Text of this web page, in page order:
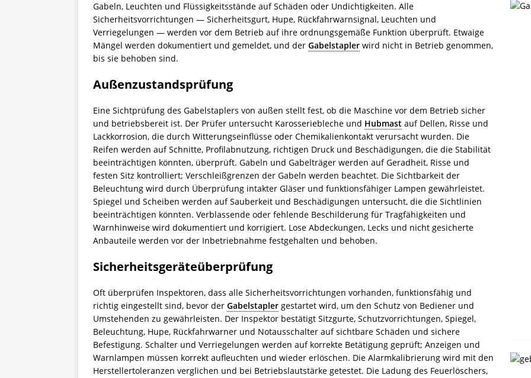
Gabeln, Leuchten und Flüssigkeitsstände auf Schäden oder Undichtigkeiten. Alle
Sicherheitsvorrichtungen — Sicherheitsgurt, Hupe, Rückfahrwarnsignal, Leuchten und
Verriegelungen — werden vor dem Betrieb auf ihre ordnungsgemäße Funktion überprüft. Etwaige
Mängel werden dokumentiert und gemeldet, und der Gabelstapler wird nicht in Betrieb genommen,
bis sie behoben sind.
Außenzustandsprüfung
Eine Sichtprüfung des Gabelstaplers von außen stellt fest, ob die Maschine vor dem Betrieb sicher
und betriebsbereit ist. Der Prüfer untersucht Karosseriebleche und Hubmast auf Dellen, Risse und
Lackkorrosion, die durch Witterungseinflüsse oder Chemikalienkontakt verursacht wurden. Die
Reifen werden auf Schnitte, Profilabnutzung, richtigen Druck und Beschädigungen, die die Stabilität
beeinträchtigen könnten, überprüft. Gabeln und Gabelträger werden auf Geradheit, Risse und
festen Sitz kontrolliert; Verschleißgrenzen der Gabeln werden beachtet. Die Sichtbarkeit der
Beleuchtung wird durch Überprüfung intakter Gläser und funktionsfähiger Lampen gewährleistet.
Spiegel und Scheiben werden auf Sauberkeit und Beschädigungen untersucht, die die Sichtlinien
beeinträchtigen könnten. Verblassende oder fehlende Beschilderung für Tragfähigkeiten und
Warnhinweise wird dokumentiert und korrigiert. Lose Abdeckungen, Lecks und nicht gesicherte
Anbauteile werden vor der Inbetriebnahme festgehalten und behoben.
Sicherheitsgeräteüberprüfung
Oft überprüfen Inspektoren, dass alle Sicherheitsvorrichtungen vorhanden, funktionsfähig und
richtig eingestellt sind, bevor der Gabelstapler gestartet wird, um den Schutz von Bediener und
Umstehenden zu gewährleisten. Der Inspektor bestätigt Sitzgurte, Schutzvorrichtungen, Spiegel,
Beleuchtung, Hupe, Rückfahrwarner und Notausschalter auf sichtbare Schäden und sichere
Befestigung. Schalter und Verriegelungen werden auf korrekte Betätigung geprüft; Anzeigen und
Warnlampen müssen korrekt aufleuchten und wieder erlöschen. Die Alarmkalibrierung wird mit den
Herstellertoleranzen verglichen und bei Betriebslautstärke getestet. Die Ladung des Feuerlöschers,